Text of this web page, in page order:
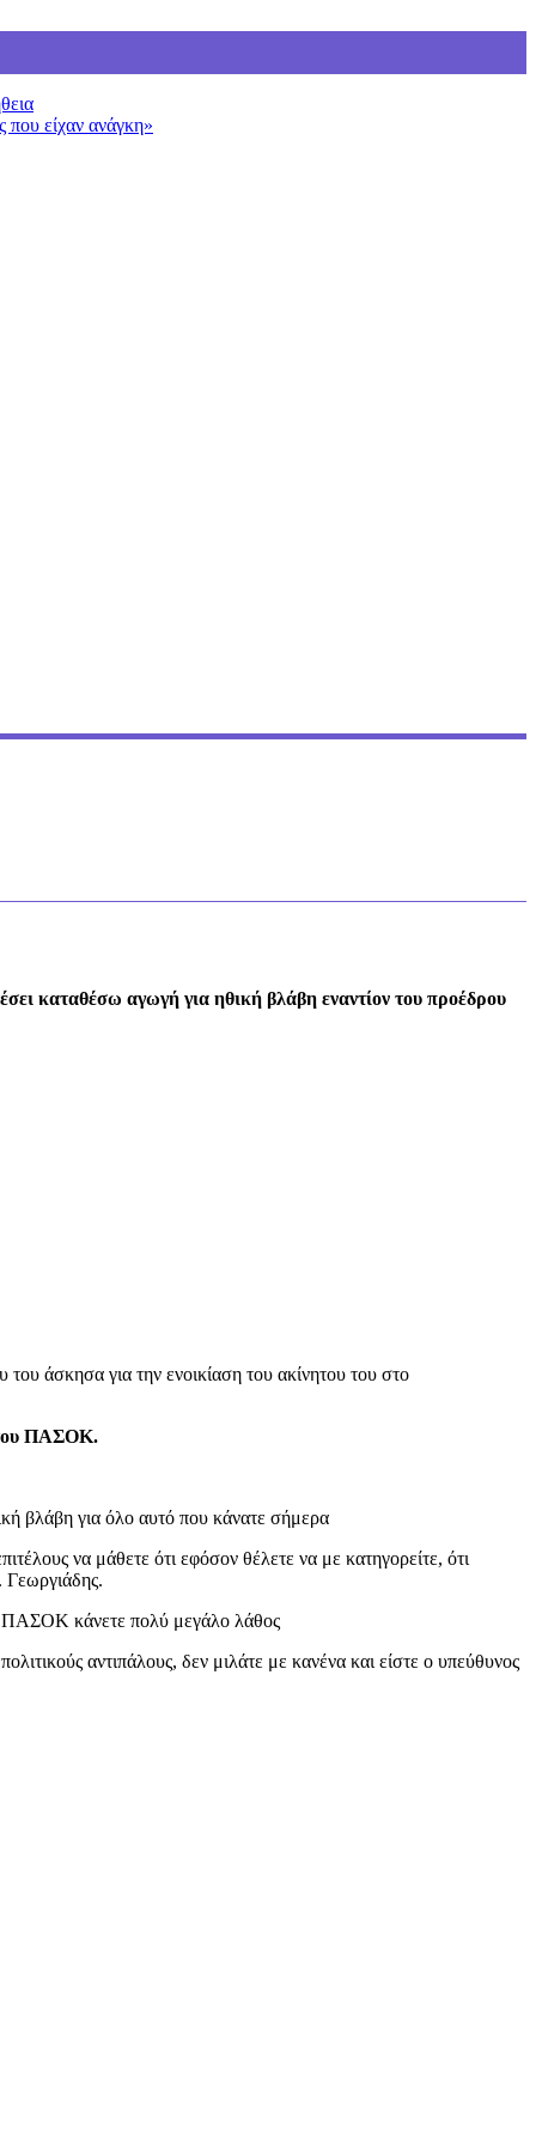
είχαν ανάγκη»
καταθέσω αγωγή για ηθική βλάβη εναντίον του προέδρου
άσκησα για την ενοικίαση του ακίνητου του στο
του ΠΑΣΟΚ.
βλάβη για όλο αυτό που κάνατε σήμερα
να μάθετε ότι εφόσον θέλετε να με κατηγορείτε, ότι
Γεωργιάδης.
ΠΑΣΟΚ κάνετε πολύ μεγάλο λάθος
αντιπάλους, δεν μιλάτε με κανένα και είστε ο υπεύθυνος